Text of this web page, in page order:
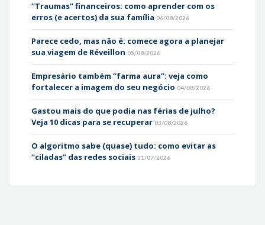
“Traumas” financeiros: como aprender com os
erros (e acertos) da sua família 06/08/2026
Parece cedo, mas não é: comece agora a planejar
sua viagem de Réveillon 05/08/2026
Empresário também “farma aura”: veja como
fortalecer a imagem do seu negócio 04/08/2026
Gastou mais do que podia nas férias de julho?
Veja 10 dicas para se recuperar 03/08/2026
O algoritmo sabe (quase) tudo: como evitar as
“ciladas” das redes sociais 31/07/2026